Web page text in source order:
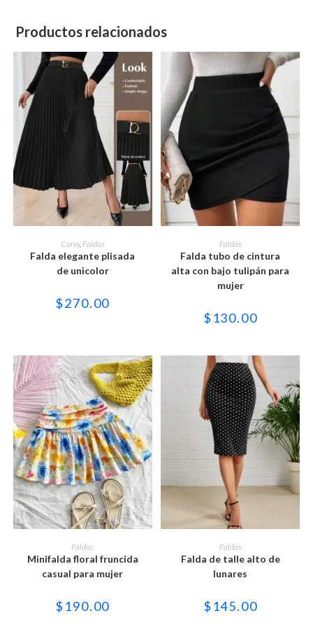
Productos relacionados
SELECCIONAR OPCIONES
Este
producto
tiene
múltiples
variantes.
se
pueden
de
producto
Curvy, Faldas
Falda elegante plisada
de unicolor
$270.00
SELECCIONAR OPCIONES
Este
producto
tiene
múltiples
variantes.
opciones
elegir
de
producto
Faldas
Falda tubo de cintura
alta con bajo tulipán para
mujer
$ 130.00
SELECCIONAR OPCIONES
Este
producto
tiene
múltiples
variantes.
se
pueden
Faldas
Minifalda floral fruncida
casual para mujer
$ 190.00
SELECCIONAR OPCIONES
Este
producto
tiene
múltiples
variantes.
se
pueden
Faldas
Falda de talle alto de
lunares
$ 145.00